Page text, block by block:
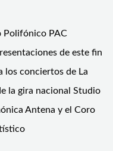
Polifónico PAC
de este fin
los conciertos de La
la gira nacional Studio
Antena y el Coro